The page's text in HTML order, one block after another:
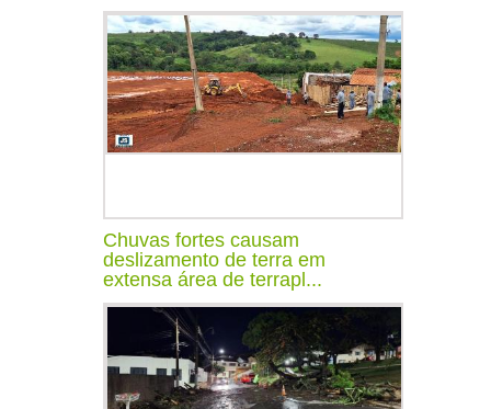
Chuvas fortes causam
deslizamento de terra em
extensa área de terrapl...